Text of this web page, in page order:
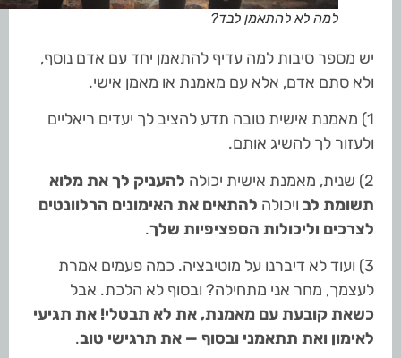
למה לא להתאמן לבד?
יש מספר סיבות למה עדיף להתאמן יחד עם אדם נוסף,
ולא סתם אדם, אלא עם מאמנת או מאמן אישי.
1) מאמנת אישית טובה תדע להציב לך יעדים ריאליים
ולעזור לך להשיג אותם.
להעניק לך את מלוא
תשומת לבויכולהלהתאים את האימונים הרלוונטים
לצרכים וליכולות הספציפיות שלך.
3) ועוד לא דיברנו על מוטיבציה. כמה פעמים אמרת
לעצמך, מחר אני מתחילה? ובסוף לא הלכת. אבל
כשאת קובעת עם מאמנת, את לא תבטלי! את תגיעי
לאימון ואת תתאמני ובסוף — את תרגישי טוב.